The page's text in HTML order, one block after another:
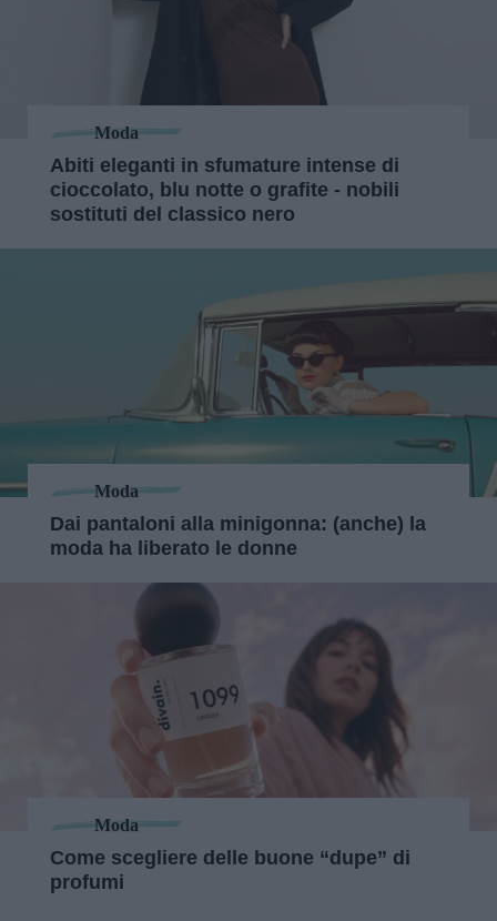
Moda
Abiti eleganti in sfumature intense di
cioccolato, blu notte o grafite - nobili
sostituti del classico nero
Moda
Dai pantaloni alla minigonna: (anche) la
moda ha liberato le donne
Moda
Come scegliere delle buone “dupe” di
profumi